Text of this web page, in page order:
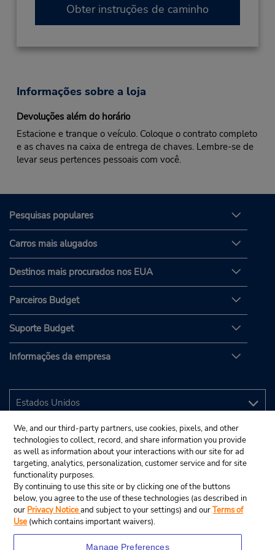
Obter instruções de caminho
Informações sobre a loja
Devoluções além do horário
Estacione e tranque o veículo. Coloque o contrato completo
e as chaves na caixa de entrega de chaves. Lembre-se de
levar seus pertences pessoais com você.
Pesquisas populares
Carros mais alugados
Destinos mais procurados nos EUA
Parceiros Budget
Suporte Budget
Informações da empresa
We, and our third-party partners, use cookies, pixels, and other
technologies to collect, record, and share information you provide
as well as information about your interactions with our site for ad
targeting, analytics, personalization, customer service and for site
functionality purposes.
By continuing to use this site or by clicking one of the buttons
below, you agree to the use of these technologies (as described in
our Privacy Noticeand subject to your settings) and ourTerms of
Use (which contains important waivers).
Manage Preferences